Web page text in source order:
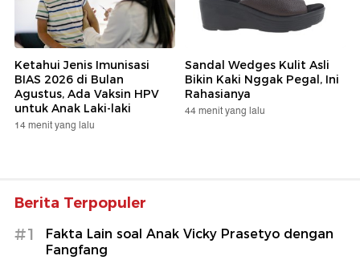
Ketahui Jenis Imunisasi
BIAS 2026 di Bulan
Agustus, Ada Vaksin HPV
untuk Anak Laki-laki
14 menit yang lalu
Sandal Wedges Kulit Asli
Bikin Kaki Nggak Pegal, Ini
Rahasianya
44 menit yang lalu
Berita Terpopuler
#1
Fakta Lain soal Anak Vicky Prasetyo dengan
Fangfang